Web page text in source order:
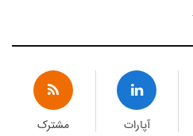
آپارات مشترک